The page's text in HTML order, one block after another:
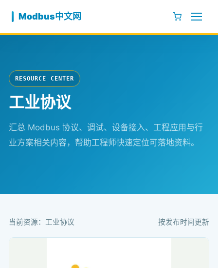
Modbus中文网
RESOURCE CENTER
工业协议
汇总 Modbus 协议、调试、设备接入、工程应用与行
业方案相关内容，帮助工程师快速定位可落地资料。
当前资源：工业协议 按发布时间更新